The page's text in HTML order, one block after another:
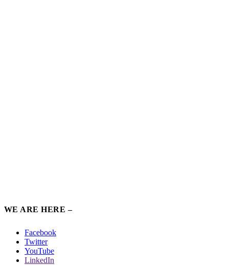
WE ARE HERE –
Facebook
Twitter
YouTube
LinkedIn